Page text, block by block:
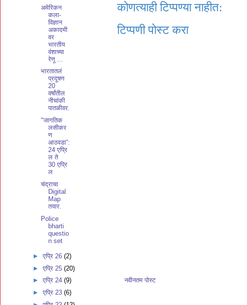
कोणत्याही टिप्पण्‍या नाहीत:
टिप्पणी पोस्ट करा
नवीनतम पोस्ट
अमेरिकन
कला-
विज्ञान
अकादमी
वर
भारतीय
वंशाच्या
रेणू ...
भारतातलं
प्रदूषण
20
वर्षांतील
नीचांकी
पातळीवर.
​​"जागतिक
लसीकर
ण
आठवडा”:
24 एप्रि
ल ते
30 एप्रि
ल
चंद्राचा
Digital
Map
तयार.
Police
bharti
questio
n set
►एप्रि 26(2)
►एप्रि 25(20)
►एप्रि 24(9)
►एप्रि 23(6)